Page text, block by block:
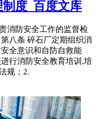
度_百度文库
消防安全工作的监督检
八条 碎石厂定期组织消
全意识和自防自救能
行消防安全教育培训,培
规；2.